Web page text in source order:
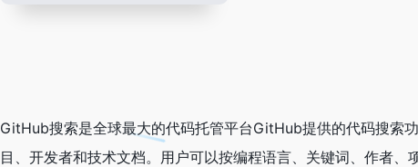
GitHub搜索是全球最大的代码托管平台GitHub提供的代码搜索
目、开发者和技术文档。用户可以按编程语言、关键词、作者